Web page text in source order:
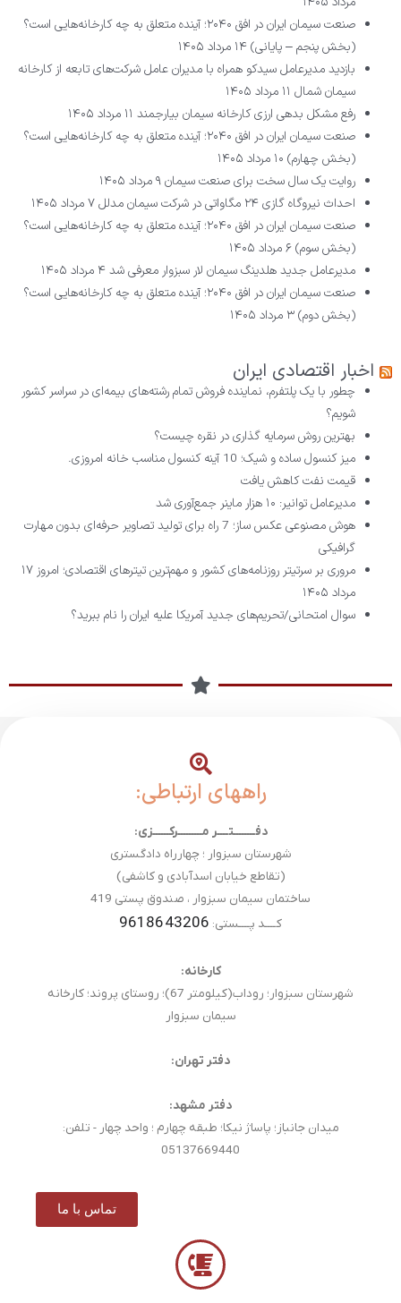
صنعت سیمان ایران در افق ۲۰۴۰؛ آینده متعلق به چه کارخانه‌هایی است؟
(بخش پنجم – پایانی) ۱۴ مرداد ۱۴۰۵
بازدید مدیرعامل سیدکو همراه با مدیران عامل شرکت‌های تابعه از کارخانه
سیمان شمال ۱۱ مرداد ۱۴۰۵
رفع مشکل بدهی ارزی کارخانه سیمان بیارجمند ۱۱ مرداد ۱۴۰۵
صنعت سیمان ایران در افق ۲۰۴۰؛ آینده متعلق به چه کارخانه‌هایی است؟
(بخش چهارم) ۱۰ مرداد ۱۴۰۵
روایت یک سال سخت برای صنعت سیمان۹ مرداد ۱۴۰۵
احداث نیروگاه گازی ۲۴ مگاواتی در شرکت سیمان مدلل
۷ مرداد ۱۴۰۵
صنعت سیمان ایران در افق ۲۰۴۰؛ آینده متعلق به چه کارخانه‌هایی است؟
(بخش سوم)۶ مرداد ۱۴۰۵
مدیرعامل جدید هلدینگ سیمان لار سبزوار معرفی شد ۴ مرداد ۱۴۰۵
صنعت سیمان ایران در افق ۲۰۴۰؛ آینده متعلق به چه کارخانه‌هایی است؟
(بخش دوم)۳ مرداد ۱۴۰۵
اخبار اقتصادی ایران
چطور با یک پلتفرم، نماینده فروش تمام رشته‌های بیمه‌ای در سراسر کشور
شویم؟
بهترین روش سرمایه گذاری در نقره چیست؟
میز کنسول ساده و شیک؛ 10 آینه کنسول مناسب خانه امروزی.
قیمت نفت کاهش یافت
مدیرعامل توانیر: ۱۰ هزار ماینر جمع‌آوری شد
هوش مصنوعی عکس ساز؛ 7 راه برای تولید تصاویر حرفه‌ای بدون مهارت
گرافیکی
مروری بر سرتیتر روزنامه‌های کشور و مهم‌ترین تیترهای اقتصادی؛ امروز ۱۷
مرداد ۱۴۰۵
سوال امتحانی/تحریم‌های جدید آمریکا علیه ایران را نام ببرید؟
راههای ارتباطی:
دفــــــــتــــر مـــــــــرکــــــزی:
شهرستان سبزوار ؛ چهارراه دادگستری
(تقاطع خیابان اسدآبادی و کاشفی)
ساختمان سیمان سبزوار ، صندوق پستی 419
کــــد پــــستی: 9618643206
کارخانه:
شهرستان سبزوار؛ روداب(کیلومتر 67)؛ روستای پروند؛ کارخانه
سیمان سبزوار
دفتر تهران:
دفتر مشهد:
میدان جانباز؛ پاساژ نیکا؛ طبقه چهارم ؛ واحد چهار - تلفن:
05137669440
تماس با ما